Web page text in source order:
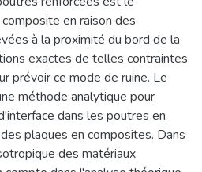
en raison des
à la proximité du bord de la
exactes de telles contraintes
prévoir ce mode de ruine. Le
méthode analytique pour
dans les poutres en
plaques en composites. Dans
des matériaux